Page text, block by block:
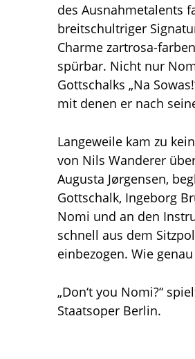
des Ausnahmetalents
breitschultriger
Charme zartrosa-
spürbar. Nicht nur
Gottschalks „Na
mit denen er nach
Langeweile kam zu
von Nils Wanderer
Augusta Jørgensen,
Gottschalk, Ingeborg
Nomi und an den
schnell aus dem
einbezogen. Wie
„Don‘t you Nomi?“
Staatsoper Berlin.